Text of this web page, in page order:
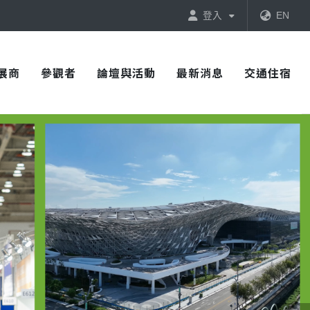
登入 EN
商 參觀者 論壇與活動 最新消息 交通住宿